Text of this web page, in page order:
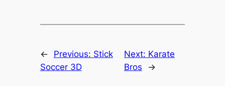
← Previous: Stick
Soccer 3D
Next: Karate
Bros
→